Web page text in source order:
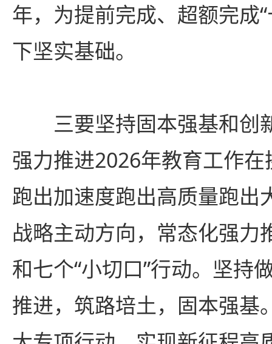
年，为提前完成、超额完成
下坚实基础。
三要坚持固本强基和创
强力推进2026年教育工作
跑出加速度跑出高质量跑出
战略主动方向，常态化强力
和七个“小切口”行动。坚持
推进，筑路培土，固本强基